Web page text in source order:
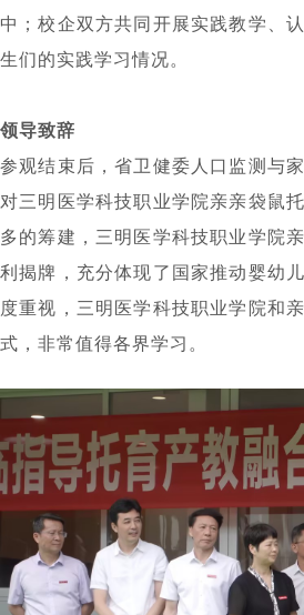
中；校企双方共同开展实践教学、
生们的实践学习情况。
领导致辞
参观结束后，省卫健委人口监测与
对三明医学科技职业学院亲亲袋鼠
多的筹建，三明医学科技职业学院
利揭牌，充分体现了国家推动婴幼
度重视，三明医学科技职业学院和
式，非常值得各界学习。